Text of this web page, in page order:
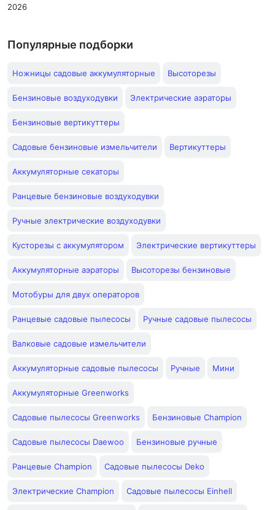
2026
Популярные подборки
Ножницы садовые аккумуляторные Высоторезы
Бензиновые воздуходувки Электрические аэраторы
Бензиновые вертикуттеры
Садовые бензиновые измельчители Вертикуттеры
Аккумуляторные секаторы
Ранцевые бензиновые воздуходувки
Ручные электрические воздуходувки
Кусторезы с аккумулятором Электрические вертикуттеры
Аккумуляторные аэраторы Высоторезы бензиновые
Мотобуры для двух операторов
Ранцевые садовые пылесосы Ручные садовые пылесосы
Валковые садовые измельчители
Аккумуляторные садовые пылесосы Ручные Мини
Аккумуляторные Greenworks
Садовые пылесосы Greenworks Бензиновые Champion
Садовые пылесосы Daewoo Бензиновые ручные
Ранцевые Champion Садовые пылесосы Deko
Электрические Champion Садовые пылесосы Einhell